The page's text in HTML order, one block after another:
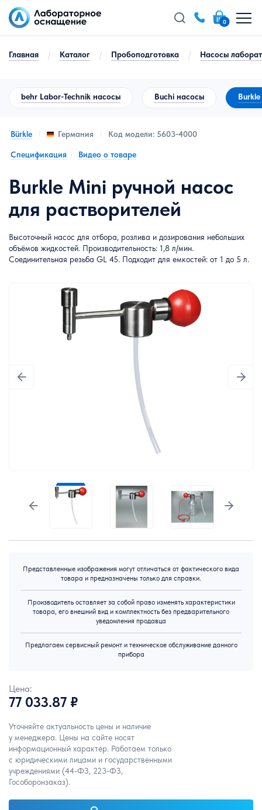
0
Главная / Каталог / Пробоподготовка / Насосы
behr Labor-Technik насосы Buchi насосы
Bürkle Германия Код модели: 5603-4000
Спецификация Видео о товаре
Burkle Mini ручной насос
для растворителей
Высоточный насос для отбора, розлива и дозирования небольших
объёмов жидкостей. Производительность: 1,8 л/мин.
Соединительная резьба GL 45. Подходит для емкостей: от 1 до 5 л.
Представленные изображения могут отличаться от фактического вида
товара и предназначены только для справки.
Производитель оставляет за собой право изменять характеристики
товара, его внешний вид и комплектность без предварительного
уведомления продавца
Предлагаем сервисный ремонт и техническое обслуживание данного
прибора
Цена:
77 033.87 ₽
Уточняйте актуальность цены и наличие
у менеджера. Цены на сайте носят
информационный характер. Работаем только
с юридическими лицами и государственными
учреждениями (44-ФЗ, 223-ФЗ,
Гособоронзаказ).